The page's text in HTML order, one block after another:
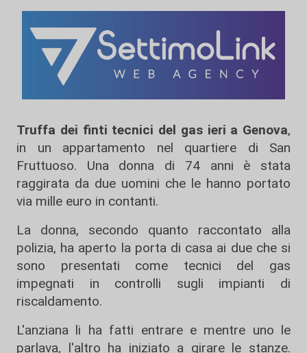
Truffa dei finti tecnici del gas ieri a Genova,
in un appartamento nel quartiere di San
Fruttuoso. Una donna di 74 anni è stata
raggirata da due uomini che le hanno portato
via mille euro in contanti.
La donna, secondo quanto raccontato alla
polizia, ha aperto la porta di casa ai due che si
sono presentati come tecnici del gas
impegnati in controlli sugli impianti di
riscaldamento.
L'anziana li ha fatti entrare e mentre uno le
parlava, l'altro ha iniziato a girare le stanze.